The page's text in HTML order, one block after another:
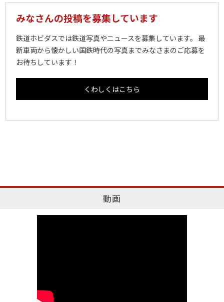
みなさんの投稿を募集しています
鉄道ホビダスでは鉄道写真やニュースを募集しています。 最
新車両から懐かしい国鉄時代の写真までみなさまのご応募を
お待ちしています！
くわしくはこちら
動画